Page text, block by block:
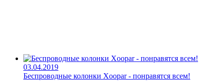
03.04.2019
Беспроводные колонки Xoopar - понравятся всем!